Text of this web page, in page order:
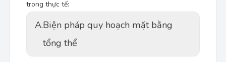
trong thực tế:
A.Biện pháp quy hoạch mặt bằng
tổng thể